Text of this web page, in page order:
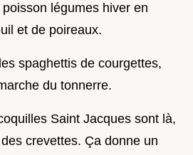
légumes hiver en
et de poireaux.
spaghettis de courgettes,
du tonnerre.
Saint Jacques sont là,
crevettes. Ça donne un